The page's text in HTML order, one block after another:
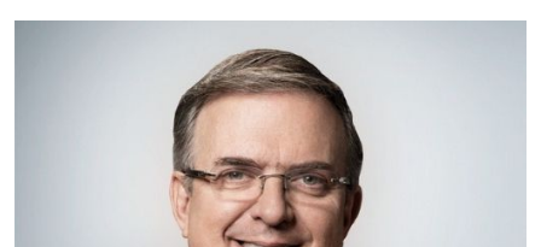
Requiere:
HERRAMIENTAS DE TORQUE
Especificaciones:
TORQUE CONTROLADO,
MECANICOS, ELECTRONICOS,
DIGITALES, MULTIPLICADORES,
PARA PUNTAS,